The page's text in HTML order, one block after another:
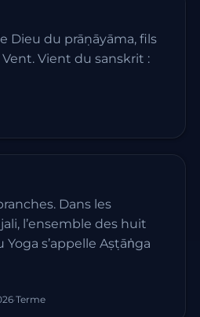
Dieu du prāṇāyāma, fils
Vient du sanskrit :
Dans les
l’ensemble des huit
s’appelle Aṣṭāṅga
·Terme